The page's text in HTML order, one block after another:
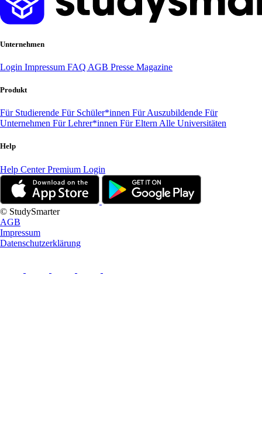
Unternehmen
Login Impressum FAQ AGB Presse Magazine
Produkt
Für Studierende Für Schüler*innen Für Auszubildende Für
Unternehmen Für Lehrer*innen Für Eltern Alle Universitäten
Help
Help CenterPremium Login
© StudySmarter
AGB
Impressum
Datenschutzerklärung